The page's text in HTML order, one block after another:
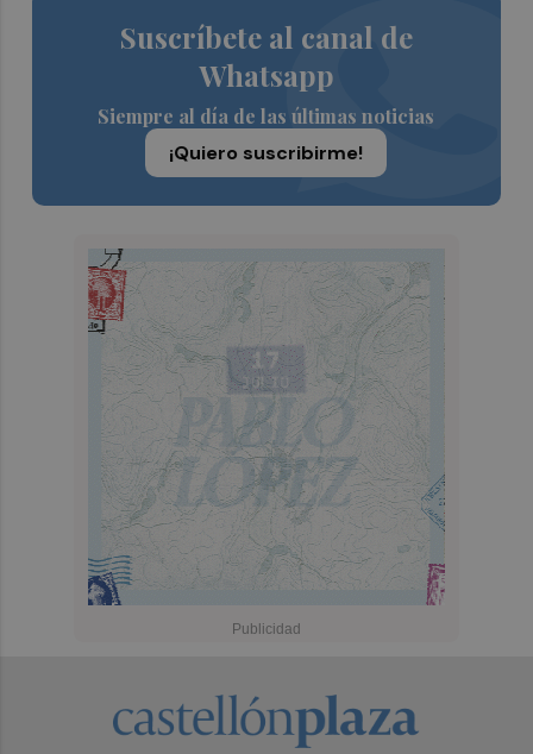
Suscríbete al canal de
Whatsapp
Siempre al día de las últimas noticias
¡Quiero suscribirme!